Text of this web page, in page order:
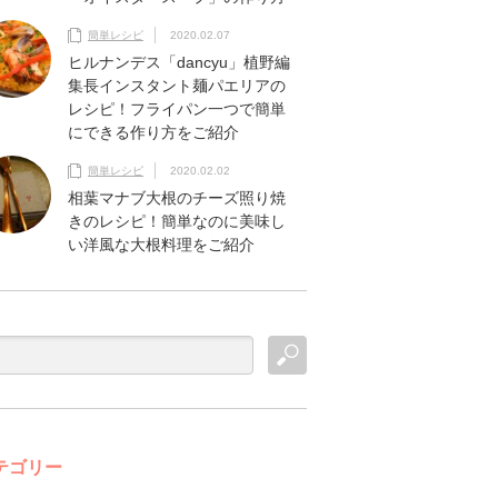
簡単レシピ 2020.02.07
ヒルナンデス「dancyu」植野編
集長インスタント麺パエリアの
レシピ！フライパン一つで簡単
にできる作り方をご紹介
簡単レシピ 2020.02.02
相葉マナブ大根のチーズ照り焼
きのレシピ！簡単なのに美味し
い洋風な大根料理をご紹介
ゴリー